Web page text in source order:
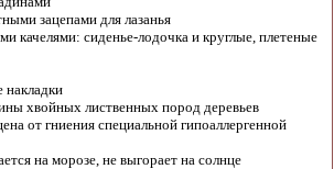
зацепами для лазанья
качелями: сиденье-лодочка и круглые, плетеные
хвойных лиственных пород деревьев
от гниения специальной гипоаллергенной
на морозе, не выгорает на солнце